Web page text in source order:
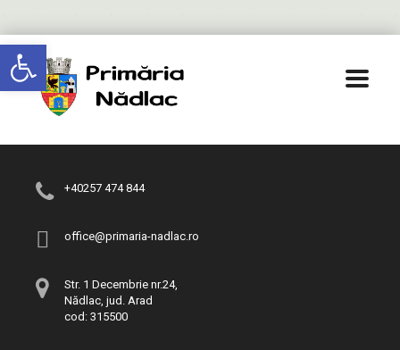
Deschide bara de unelte
+40257 474 844
office@primaria-nadlac.ro
Str. 1 Decembrie nr.24,
Nădlac, jud. Arad
cod: 315500